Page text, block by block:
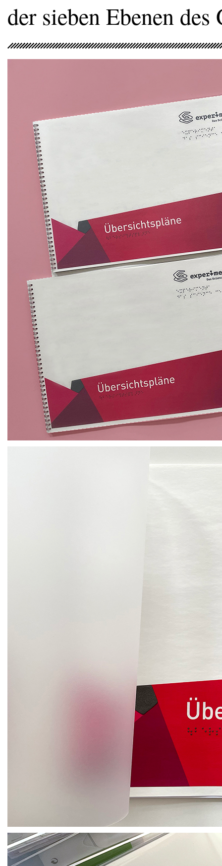
der sieben Ebenen des